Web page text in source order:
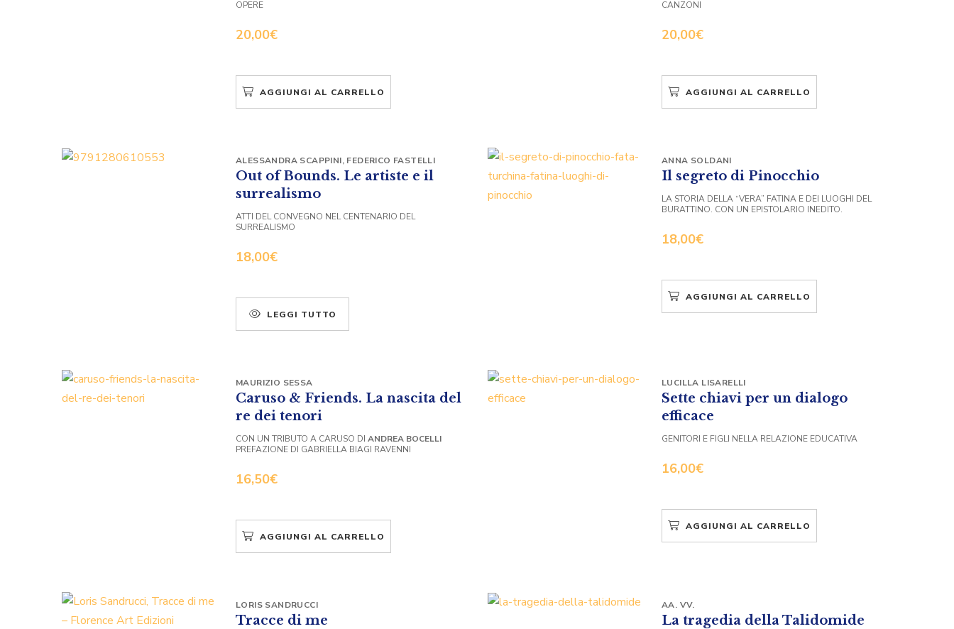
20,00€
OPERE
AGGIUNGI AL CARRELLO
20,00€
CANZONI
AGGIUNGI AL CARRELLO
Out of Bounds. Le artiste e il
surrealismo
18,00€
ALESSANDRA SCAPPINI, FEDERICO FASTELLI
ATTI DEL CONVEGNO NEL CENTENARIO DEL
SURREALISMO
LEGGI TUTTO
Il segreto di Pinocchio
18,00€
ANNA SOLDANI
LA STORIA DELLA “VERA” FATINA E DEI LUOGHI DEL
BURATTINO. CON UN EPISTOLARIO INEDITO.
AGGIUNGI AL CARRELLO
Caruso & Friends. La nascita del
re dei tenori
16,50€
MAURIZIO SESSA
CON UN TRIBUTO A CARUSO DI ANDREA BOCELLI
PREFAZIONE DI GABRIELLA BIAGI RAVENNI
AGGIUNGI AL CARRELLO
Sette chiavi per un dialogo
efficace
16,00€
LUCILLA LISARELLI
GENITORI E FIGLI NELLA RELAZIONE EDUCATIVA
AGGIUNGI AL CARRELLO
Tracce di me
LORIS SANDRUCCI
La tragedia della Talidomide
AA. VV.